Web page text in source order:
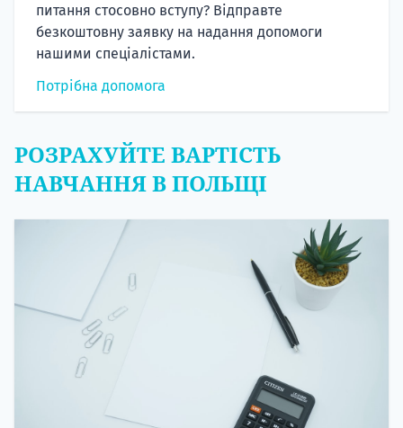
питання стосовно вступу? Відправте
безкоштовну заявку на надання допомоги
нашими спеціалістами.
Потрібна допомога
РОЗРАХУЙТЕ ВАРТІСТЬ
НАВЧАННЯ В ПОЛЬЩІ